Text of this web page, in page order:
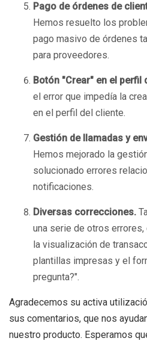
Pago de órdenes de
Hemos resuelto los
pago masivo de órdenes
para proveedores.
Botón "Crear" en el perfil
el error que impedía la
en el perfil del cliente.
Gestión de llamadas y
Hemos mejorado la
solucionado errores
notificaciones.
Diversas correcciones.
una serie de otros
la visualización de
plantillas impresas y el
pregunta?".
Agradecemos su activa
sus comentarios, que nos
nuestro producto. Esperamos